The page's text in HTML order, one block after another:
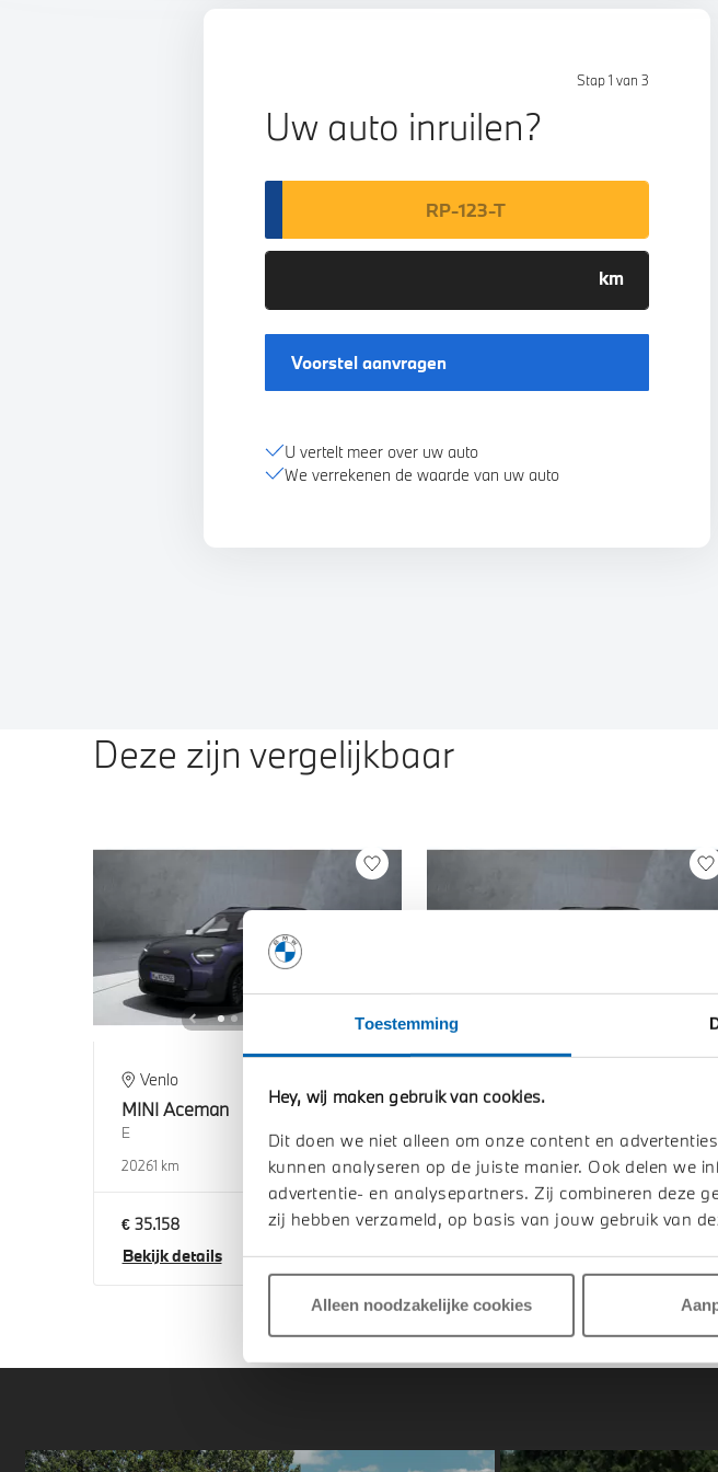
Toestemming
Hey, wij maken gebruik van cookies.
Dit doen we niet alleen om onze content en
kunnen analyseren op de juiste manier. Ook delen we
advertentie- en analysepartners. Zij combineren deze
zij hebben verzameld, op basis van jouw gebruik van
Alleen noodzakelijke cookies
Stap 1 van 3
Uw auto inruilen?
Voorstel aanvragen
U vertelt meer over uw auto
We verrekenen de waarde van uw auto
Deze zijn vergelijkbaar
Venlo
MINI Aceman
E
20261 km
€ 35.158
Bekijk details
MINI Aceman
E
20261 km
€ 36.613
Bekijk details